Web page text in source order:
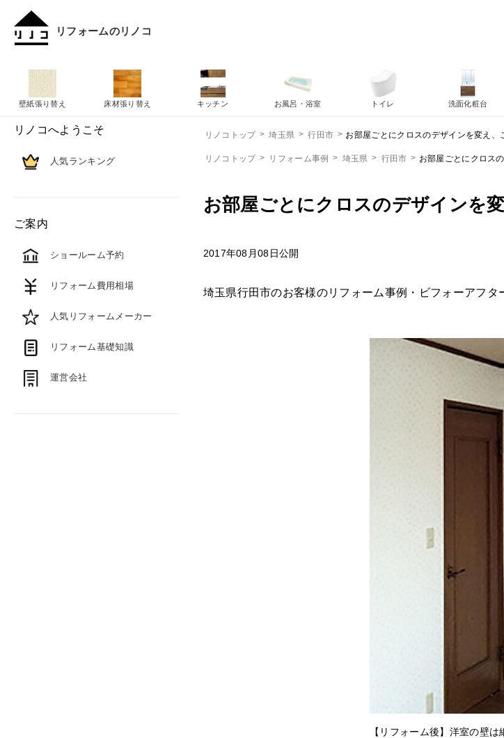
リフォームのリノコ
リノコトップ 埼玉県 行田市 お部屋ごとにクロスのデザインを変え、
リノコトップ リフォーム事例 埼玉県 行田市 お部屋ごとにクロス
お部屋ごとにクロスのデザインを
2017年08月08日公開
埼玉県行田市のお客様のリフォーム事例・ビフォーアフタ
【リフォーム後】洋室の壁
壁紙張り替え 床材張り替え キッチン お風呂・浴室 トイレ 洗面化粧台
リノコへようこそ
人気ランキング
ご案内
ショールーム予約
リフォーム費用相場
人気リフォームメーカー
リフォーム基礎知識
運営会社